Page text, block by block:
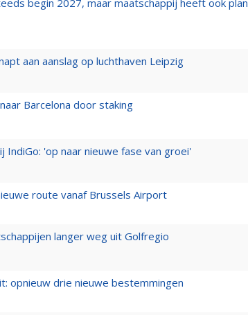
aan aanslag op luchthaven Leipzig
Barcelona door staking
'op naar nieuwe fase van groei'
route vanaf Brussels Airport
langer weg uit Golfregio
opnieuw drie nieuwe bestemmingen